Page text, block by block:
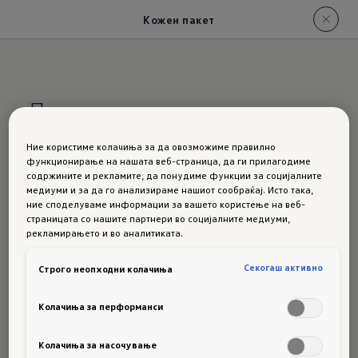
Кожен пакет
Пакет со кожа
Стилски
облеченво
кожа
За вашиот Touareg ви се опционално достапни
два висококвалитетни пакети со кожа
:Puglia
Ние користиме колачиња за да овозможиме правилно
функционирање на нашата веб-страница, да ги прилагодиме
содржините и рекламите, да понудиме функции за социјалните
медиуми и за да го анализираме нашиот сообраќај. Исто така,
ние споделуваме информации за вашето користење на веб-
страницата со нашите партнери во социјалните медиуми,
рекламирањето и во аналитиката.
Строго неопходни колачиња Секогаш активно
Колачиња за перформанси
Колачиња за насочување